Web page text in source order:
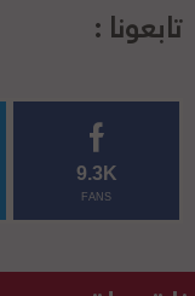
تابعونا :
9.3K
FANS